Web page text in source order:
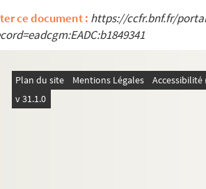
ce document : https://ccfr.bnf.fr/
Plan du site Mentions Légales
v 31.1.0